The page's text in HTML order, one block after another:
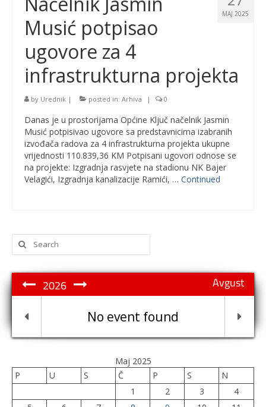
MAJ 2025
Musić potpisao
ugovore za 4
infrastrukturna projekta
by Urednik | posted in: Arhiva | 0
Danas je u prostorijama Općine Ključ načelnik Jasmin
Musić potpisivao ugovore sa predstavnicima izabranih
izvođača radova za 4 infrastrukturna projekta ukupne
vrijednosti 110.839,36 KM Potpisani ugovori odnose se
na projekte: Izgradnja rasvjete na stadionu NK Bajer
Velagići, Izgradnja kanalizacije Ramići, … Continued
Search
for:
Avgust
2026
No event found
Maj 2025
P
U S Č P S
N
1
2 3
4